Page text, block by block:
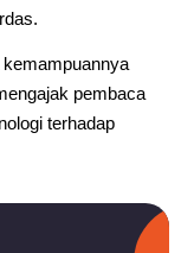
kemampuannya
pembaca
terhadap